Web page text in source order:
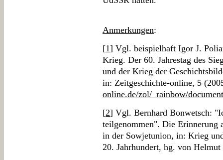
Anmerkungen:
[1] Vgl. beispielhaft Igor J.
Krieg. Der 60. Jahrestag des
und der Krieg der
in: Zeitgeschichte-online, 5
online.de/zol/_rainbow/
[2] Vgl. Bernhard Bonwetsch:
teilgenommen". Die Erinnerung
in der Sowjetunion, in: Krieg
20. Jahrhundert, hg. von